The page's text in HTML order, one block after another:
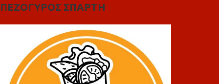
ΠΕΖΟΓΥΡΟΣ ΣΠΑΡΤΗ